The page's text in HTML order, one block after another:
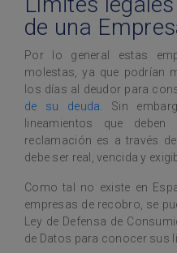
de una
Por lo general estas
molestas, ya que podrían
los días al deudor para
de su deuda . Sin
lineamientos que
reclamación es a través
debe ser real, vencida y
Como tal no existe en
empresas de recobro, se
Ley de Defensa de
de Datos para conocer sus